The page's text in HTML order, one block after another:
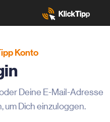
Konto
Deine E-Mail-Adresse
um Dich einzuloggen.